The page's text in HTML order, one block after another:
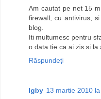
Am cautat pe net 15
firewall, cu antivirus,
blog.
Iti multumesc pentru
o data tie ca ai zis si
Răspundeți
Igby 13 martie 2010